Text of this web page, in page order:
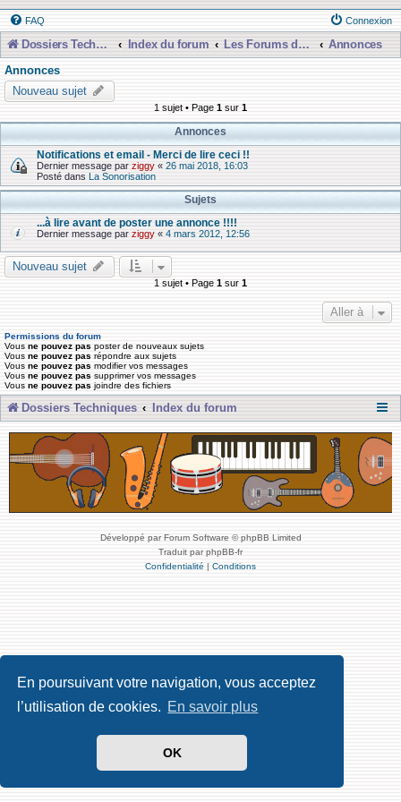
En poursuivant votre navigation, vous acceptez
l’utilisation de cookies. En savoir plus
OK
FAQ Connexion
Dossiers Techniques Index du forum Les Forums de Discussions
Annonces
Annonces
Nouveau sujet
1 sujet • Page 1 sur 1
Annonces
Notifications et email - Merci de lire ceci !!
Dernier message par ziggy « 26 mai 2018, 16:03
Posté dans La Sonorisation
Sujets
...à lire avant de poster une annonce !!!!
Dernier message par ziggy « 4 mars 2012, 12:56
Nouveau sujet
1 sujet • Page 1 sur 1
Aller à
Permissions du forum
Vous ne pouvez pas poster de nouveaux sujets
Vous ne pouvez pas répondre aux sujets
Vous ne pouvez pas modifier vos messages
Vous ne pouvez pas supprimer vos messages
Vous ne pouvez pas joindre des fichiers
Dossiers Techniques Index du forum
Développé par Forum Software © phpBB Limited
Traduit par phpBB-fr
Confidentialité | Conditions